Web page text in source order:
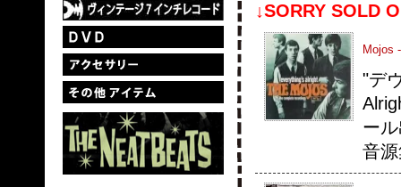
↓SORRY SOLD
Mojos
"デ
ー
音